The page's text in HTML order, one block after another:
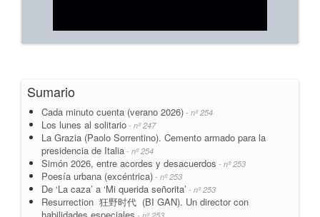
Sumario
Cada minuto cuenta (verano 2026) - nº 254
Los lunes al solitario - nº 247
La Grazia (Paolo Sorrentino). Cemento armado para la
presidencia de Italia - nº 254
Simón 2026, entre acordes y desacuerdos - nº 253
Poesía urbana (excéntrica) - nº 253
De ‘La caza’ a ‘Mi querida señorita’ - nº 253
Resurrection 狂野时代 (BI GAN). Un director con